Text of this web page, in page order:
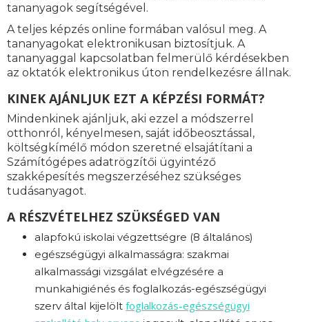
tananyagok segítségével.
A teljes képzés online formában valósul meg. A
tananyagokat elektronikusan biztosítjuk. A
tananyaggal kapcsolatban felmerülő kérdésekben
az oktatók elektronikus úton rendelkezésre állnak.
KINEK AJÁNLJUK EZT A KÉPZÉSI FORMÁT?
Mindenkinek ajánljuk, aki ezzel a módszerrel
otthonról, kényelmesen, saját időbeosztással,
költségkímélő módon szeretné elsajátítani a
Számítógépes adatrögzítői ügyintéző
szakképesítés megszerzéséhez szükséges
tudásanyagot.
A RÉSZVÉTELHEZ SZÜKSÉGED VAN
alapfokú iskolai végzettségre (8 általános)
egészségügyi alkalmasságra: szakmai
alkalmassági vizsgálat elvégzésére a
munkahigiénés és foglalkozás-egészségügyi
szerv által kijelölt foglalkozás-egészségügyi